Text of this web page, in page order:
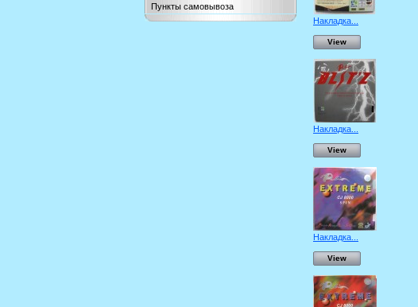
Пункты самовывоза
Накладка...
View
Накладка...
View
Накладка...
View